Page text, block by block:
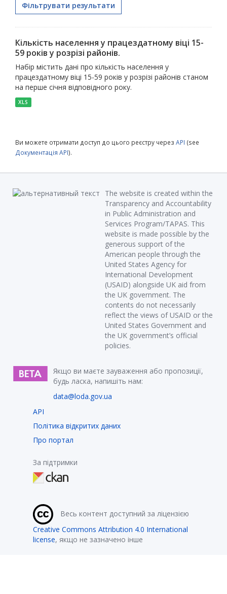
Фільтрувати результати
Кількість населення у працездатному віці 15-
59 років у розрізі районів.
Набір містить дані про кількість населення у
працездатному віці 15-59 років у розрізі районів станом
на перше січня відповідного року.
XLS
Ви можете отримати доступ до цього реєстру через API (see
Документація API).
The website is created within the
Transparency and Accountability
in Public Administration and
Services Program/TAPAS. This
website is made possible by the
generous support of the
American people through the
United States Agency for
International Development
(USAID) alongside UK aid from
the UK government. The
contents do not necessarily
reflect the views of USAID or the
United States Government and
the UK government’s official
policies.
Якщо ви маєте зауваження або пропозиції,
будь ласка, напишіть нам:
data@loda.gov.ua
API
Політика відкритих даних
Про портал
За підтримки
Весь контент доступний за ліцензією
Creative Commons Attribution 4.0 International
license, якщо не зазначено інше